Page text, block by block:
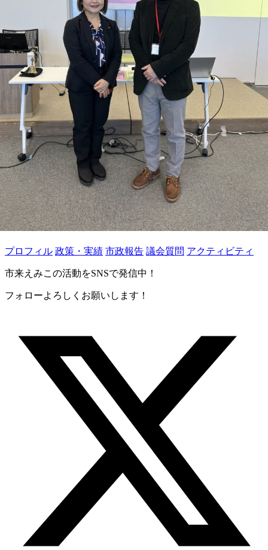
プロフィル 政策・実績 市政報告 議会質問 アクティビティ
市来えみこの活動をSNSで発信中！
フォローよろしくお願いします！